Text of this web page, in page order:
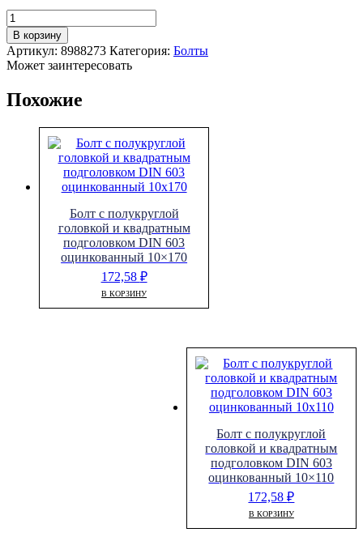
Количество
товара
Болт
с
шестигранной
DIN
оцинкованный
В корзину
Артикул: 8988273 Категория: Болты
Может заинтересовать
Похожие
Болт с полукруглой
головкой и квадратным
подголовком DIN 603
оцинкованный 10×170
172,58 ₽
В КОРЗИНУ
Болт с полукруглой
головкой и квадратным
подголовком DIN 603
оцинкованный 10×110
172,58₽
В КОРЗИНУ